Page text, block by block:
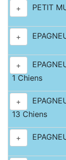
+ PETIT
+
+
1 Chiens
+
13 Chiens
+